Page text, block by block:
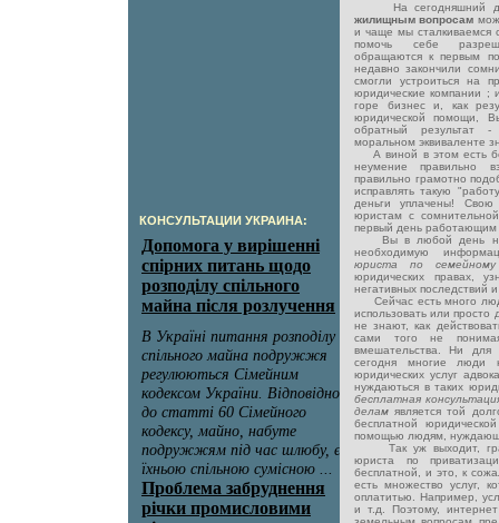
КОНСУЛЬТАЦИИ УКРАИНА:
На сегодняшний
жилищным вопросам
и чаще мы сталкиваемся
помочь себе
обращаются к первым
недавно закончили
смогли устроиться на
юридические компании ;
горе бизнес и, как
юридической помощи,
обратный результат
моральном эквиваленте
А виной в этом есть
неумение правильно
правильно грамотно
исправлять такую
деньги уплачены!
юристам с
первый день работающим
Вы в любой день
необходимую
юриста по
юридических правах,
негативных последствий
Сейчас есть много
использовать или просто
не знают, как
сами того не
вмешательства. Ни для
сегодня многие
юридических услуг
нуждаються в таких
бесплатная
деламявляется той
бесплатной
помощью людям,
Так уж выходит,
юриста по
бесплатной, и это, к
есть множество услуг,
оплатитью. Например,
и т.д. Поэтому,